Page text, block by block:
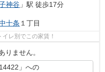
神谷 」駅 徒歩17分
十条 １丁目
レ別でこの家賃！
りません。
」への